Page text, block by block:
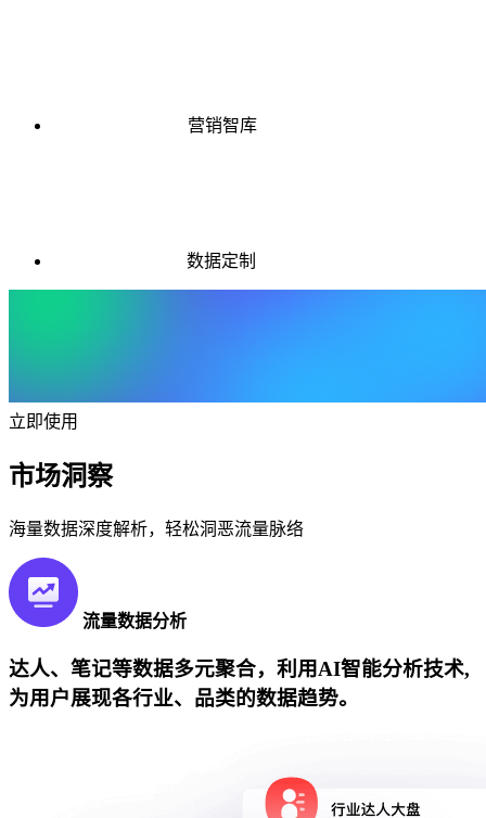
营销智库
数据定制
立即使用
市场洞察
海量数据深度解析，轻松洞恶流量脉络
流量数据分析
达人、笔记等数据多元聚合，利用AI智能分析技术,
为用户展现各行业、品类的数据趋势。